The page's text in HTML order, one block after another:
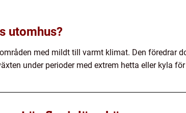
utomhus?
med mildt till varmt klimat. Den föredrar
under perioder med extrem hetta eller kyla